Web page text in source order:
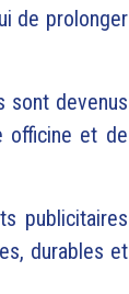
de prolonger
sont devenus
officine et de
publicitaires
durables et